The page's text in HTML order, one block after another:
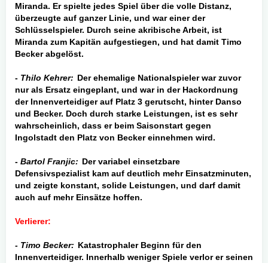
Miranda. Er spielte jedes Spiel über die volle Distanz,
überzeugte auf ganzer Linie, und war einer der
Schlüsselspieler. Durch seine akribische Arbeit, ist
Miranda zum Kapitän aufgestiegen, und hat damit Timo
Becker abgelöst.
- Thilo Kehrer: Der ehemalige Nationalspieler war zuvor
nur als Ersatz eingeplant, und war in der Hackordnung
der Innenverteidiger auf Platz 3 gerutscht, hinter Danso
und Becker. Doch durch starke Leistungen, ist es sehr
wahrscheinlich, dass er beim Saisonstart gegen
Ingolstadt den Platz von Becker einnehmen wird.
- Bartol Franjic: Der variabel einsetzbare
Defensivspezialist kam auf deutlich mehr Einsatzminuten,
und zeigte konstant, solide Leistungen, und darf damit
auch auf mehr Einsätze hoffen.
Verlierer:
- Timo Becker: Katastrophaler Beginn für den
Innenverteidiger. Innerhalb weniger Spiele verlor er seinen